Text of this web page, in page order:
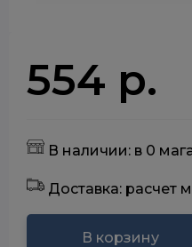
554 р.
В наличии: в 0
Доставка: расчет
В корзину